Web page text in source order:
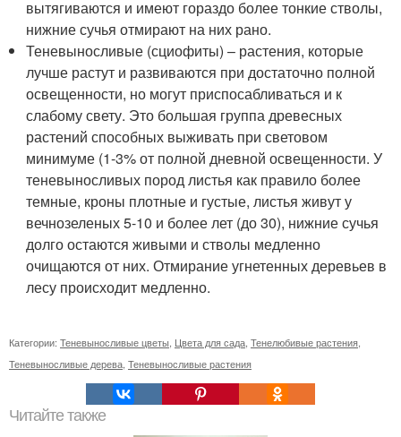
вытягиваются и имеют гораздо более тонкие стволы,
нижние сучья отмирают на них рано.
Теневыносливые (сциофиты) – растения, которые
лучше растут и развиваются при достаточно полной
освещенности, но могут приспосабливаться и к
слабому свету. Это большая группа древесных
растений способных выживать при световом
минимуме (1-3% от полной дневной освещенности. У
теневыносливых пород листья как правило более
темные, кроны плотные и густые, листья живут у
вечнозеленых 5-10 и более лет (до 30), нижние сучья
долго остаются живыми и стволы медленно
очищаются от них. Отмирание угнетенных деревьев в
лесу происходит медленно.
Категории: Теневыносливые цветы Цвета для сада Тенелюбивые растения
Теневыносливые дерева Теневыносливые растения
Читайте также